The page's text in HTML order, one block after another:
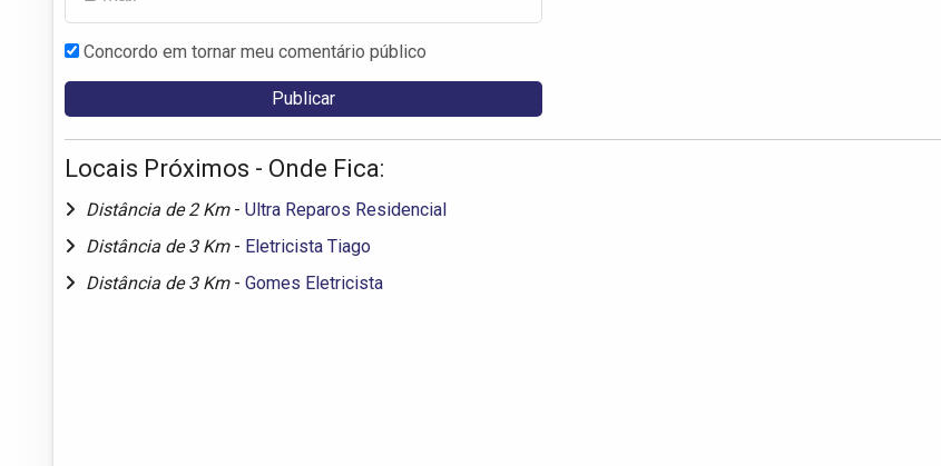
Concordo em tornar meu comentário público
Locais Próximos - Onde Fica:
Distância de 2 Km - Ultra Reparos Residencial
Distância de 3 Km - Eletricista Tiago
Distância de 3 Km - Gomes Eletricista